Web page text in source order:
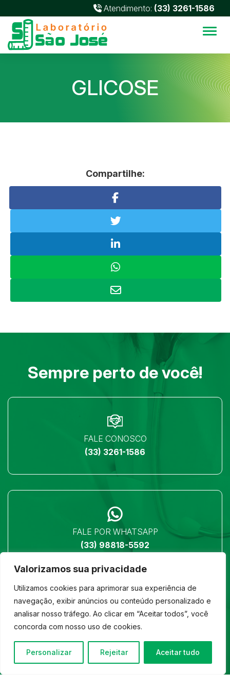
Valorizamos sua privacidade
Utilizamos cookies para aprimorar sua experiência de
navegação, exibir anúncios ou conteúdo personalizado e
analisar nosso tráfego. Ao clicar em “Aceitar todos”, você
concorda com nosso uso de cookies.
Personalizar Rejeitar Aceitar tudo
Atendimento: (33) 3261-1586
GLICOSE
Compartilhe:
Sempre perto de você!
FALE CONOSCO
(33) 3261-1586
FALE POR WHATSAPP
(33) 98818-5592
LOCALIZAÇÃO